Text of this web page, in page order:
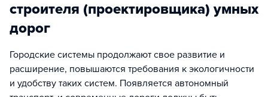
строителя (проектировщика) умных
дорог
Городские системы продолжают свое развитие и
расширение, повышаются требования к экологичности
и удобству таких систем. Появляется автономный